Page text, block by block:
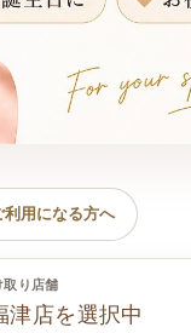
予約
番に選んでご
利用になる方へ
り店舗
津店を選択中